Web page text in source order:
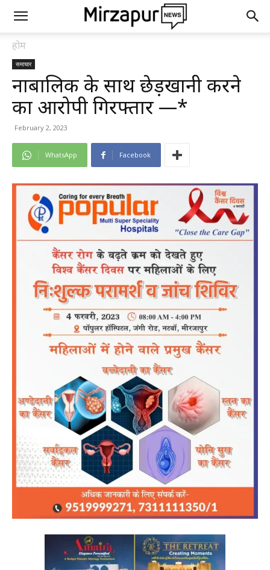
होम
समाचार
नाबालिक के साथ छेड़खानी करने
का आरोपी गिरफ्तार —*
February 2, 2023
WhatsApp Facebook